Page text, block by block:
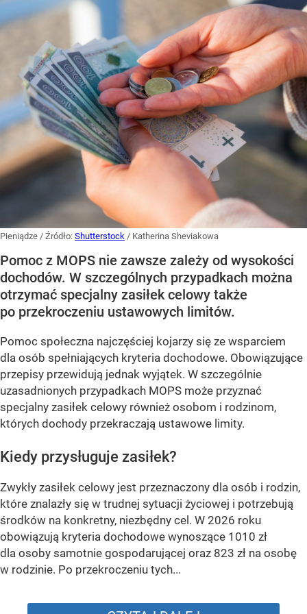
Pieniądze / Źródło: Shutterstock / Katherina Sheviakowa
Pomoc z MOPS nie zawsze zależy od wysokości
dochodów. W szczególnych przypadkach można
otrzymać specjalny zasiłek celowy także
po przekroczeniu ustawowych limitów.
Pomoc społeczna najczęściej kojarzy się ze wsparciem
dla osób spełniających kryteria dochodowe. Obowiązujące
przepisy przewidują jednak wyjątek. W szczególnie
uzasadnionych przypadkach MOPS może przyznać
specjalny zasiłek celowy również osobom i rodzinom,
których dochody przekraczają ustawowe limity.
Kiedy przysługuje zasiłek?
Zwykły zasiłek celowy jest przeznaczony dla osób i rodzin,
które znalazły się w trudnej sytuacji życiowej i potrzebują
środków na konkretny, niezbędny cel. W 2026 roku
obowiązują kryteria dochodowe wynoszące 1010 zł
dla osoby samotnie gospodarującej oraz 823 zł na osobę
w rodzinie. Po przekroczeniu tych...